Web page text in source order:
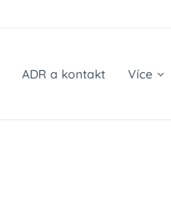
ADR a kontakt Více